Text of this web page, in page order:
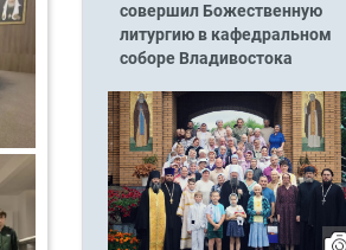
совершил Божественную
литургию в кафедральном
соборе Владивостока